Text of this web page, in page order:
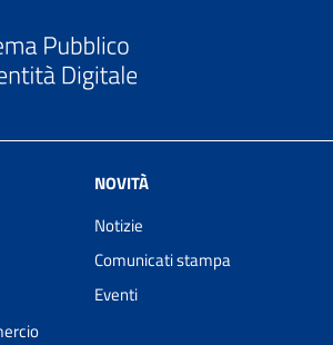
NOVITÀ
Notizie
Comunicati stampa
Eventi